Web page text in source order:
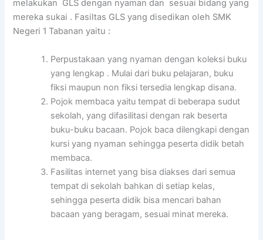
melakukan GLS dengan nyaman dan sesuai bidang yang
mereka sukai . Fasiltas GLS yang disedikan oleh SMK
Negeri 1 Tabanan yaitu :
Perpustakaan yang nyaman dengan koleksi buku
yang lengkap . Mulai dari buku pelajaran, buku
fiksi maupun non fiksi tersedia lengkap disana.
Pojok membaca yaitu tempat di beberapa sudut
sekolah, yang difasilitasi dengan rak beserta
buku-buku bacaan. Pojok baca dilengkapi dengan
kursi yang nyaman sehingga peserta didik betah
membaca.
Fasilitas internet yang bisa diakses dari semua
tempat di sekolah bahkan di setiap kelas,
sehingga peserta didik bisa mencari bahan
bacaan yang beragam, sesuai minat mereka.